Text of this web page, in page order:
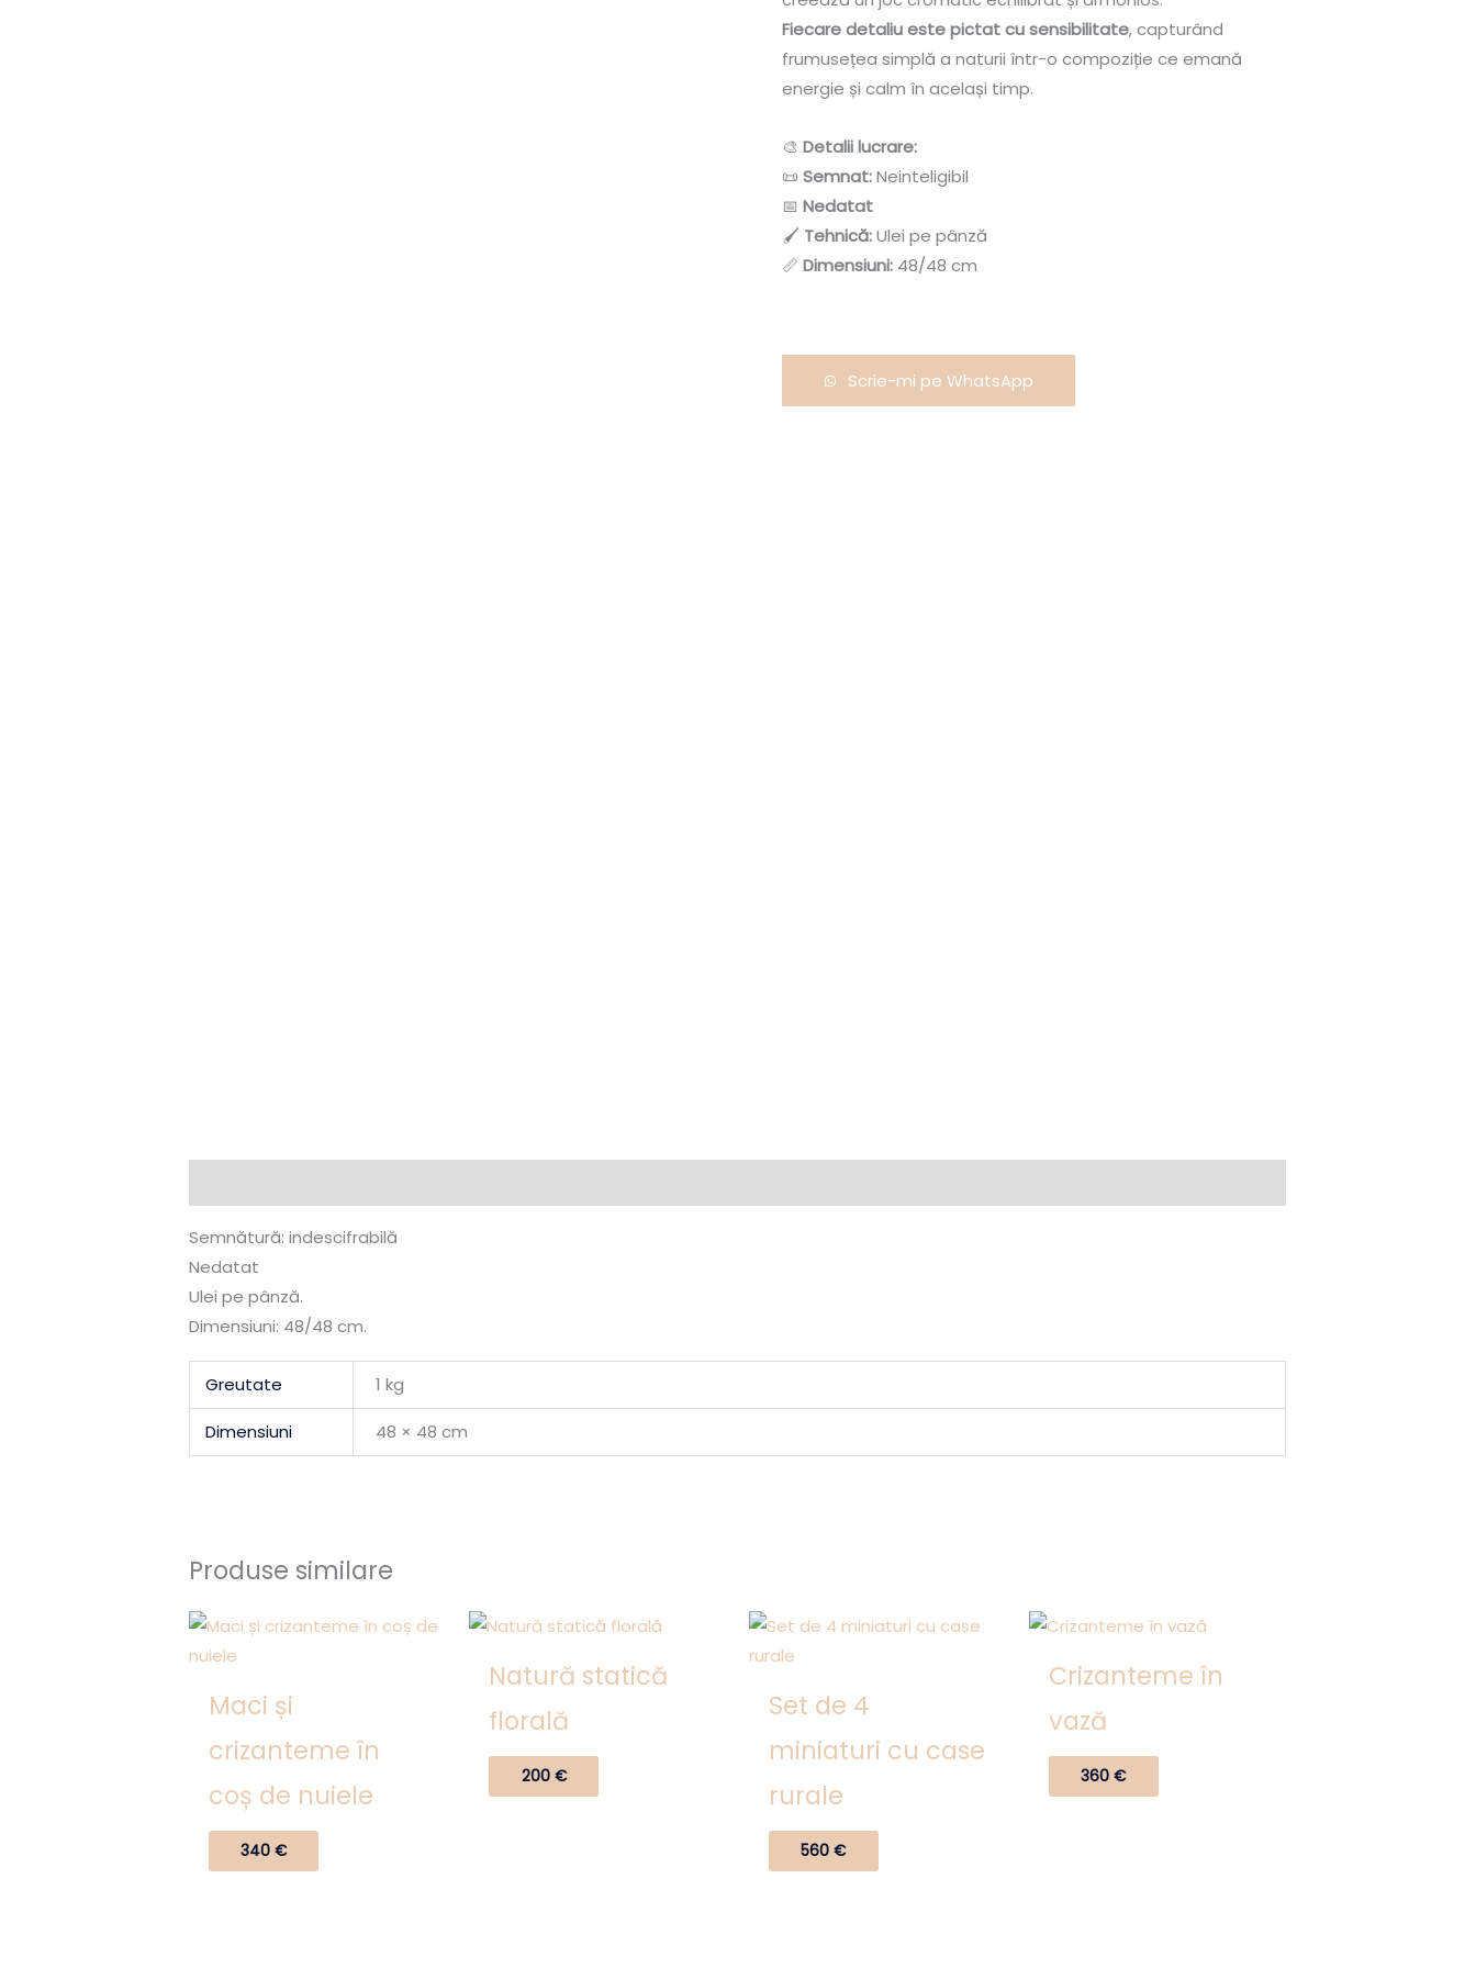
Fiecare detaliu este pictat cu sensibilitate, capturând
frumusețea simplă a naturii într-o compoziție ce emană
energie și calm în același timp.
🎨 Detalii lucrare:
📜 Semnat:Neinteligibil
📅 Nedatat
🖌 Tehnică:Ulei pe pânză
📏 Dimensiuni: 48/48 cm
Scrie-mi pe WhatsApp
Semnătură: indescifrabilă
Nedatat
Ulei pe pânză.
Dimensiuni: 48/48 cm.
Greutate 1 kg
Dimensiuni 48 × 48 cm
Produse similare
Maci și
crizanteme în
coș de nuiele
340€
Natură statică
florală
200 €
Set de 4
miniaturi cu case
rurale
560€
Crizanteme în
vază
360€